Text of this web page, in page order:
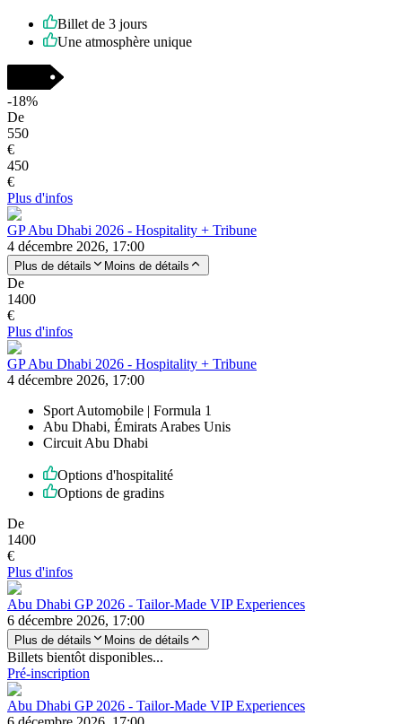
Billet de 3 jours
Une atmosphère unique
-18%
De
550
€
450
€
Plus d'infos
GP Abu Dhabi 2026 - Hospitality + Tribune
4 décembre 2026, 17:00
Plus de détails Moins de détails
De
1400
€
Plus d'infos
GP Abu Dhabi 2026 - Hospitality + Tribune
4 décembre 2026, 17:00
Sport Automobile | Formula 1
Abu Dhabi, Émirats Arabes Unis
Circuit Abu Dhabi
Options d'hospitalité
Options de gradins
De
1400
€
Plus d'infos
Abu Dhabi GP 2026 - Tailor-Made VIP Experiences
6 décembre 2026, 17:00
Plus de détails Moins de détails
Billets bientôt disponibles...
Pré-inscription
Abu Dhabi GP 2026 - Tailor-Made VIP Experiences